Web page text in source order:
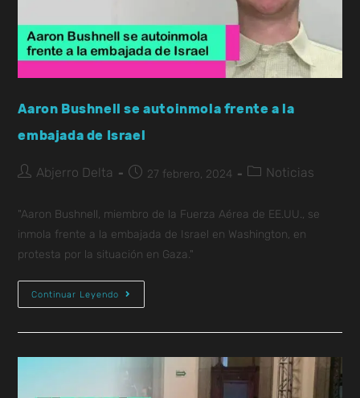
Aaron Bushnell se autoinmola frente a la
embajada de Israel
Abjerro Delta 27 febrero, 2024 Noticias
"Aaron Bushnell, miembro de la Fuerza Aérea de EE.UU., se
inmola frente a la embajada de Israel en Washington, en
protesta por la situación en Gaza."
Continuar Leyendo